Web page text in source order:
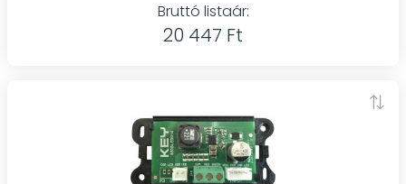
Bruttó listaár:
20 447 Ft